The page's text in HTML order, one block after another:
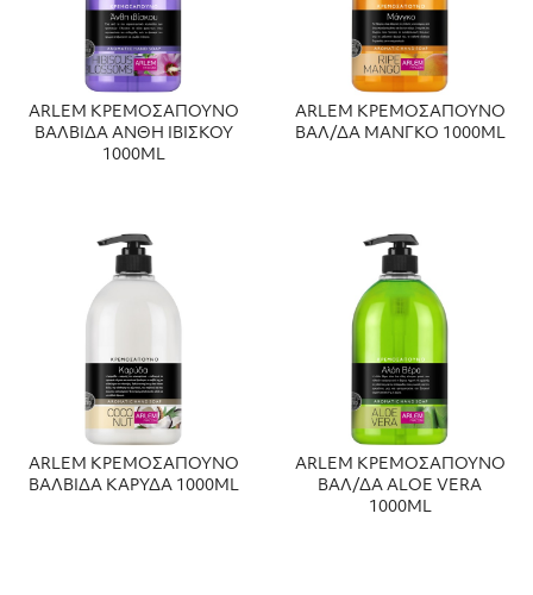
ARLEM ΚΡΕΜΟΣΑΠΟΥΝΟ
ΒΑΛΒΙΔΑ ΑΝΘΗ ΙΒΙΣΚΟΥ
1000ML
ARLEM ΚΡΕΜΟΣΑΠΟΥΝΟ
ΒΑΛ/ΔΑ ΜΑΝΓΚΟ 1000ML
ARLEM ΚΡΕΜΟΣΑΠΟΥΝΟ
ΒΑΛΒΙΔΑ ΚΑΡΥΔΑ 1000ML
ARLEM ΚΡΕΜΟΣΑΠΟΥΝΟ
ΒΑΛ/ΔΑ ALOE VERA
1000ML